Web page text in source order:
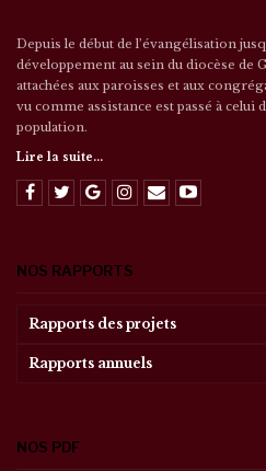
Depuis le début de l’évangélisation
développement au sein du diocèse de
attachées aux paroisses et aux
vu comme assistance est passé à celui
population.
Lire la suite...
NOS RAPPORTS
Rapports des projets
Rapports annuels
NOS PDF